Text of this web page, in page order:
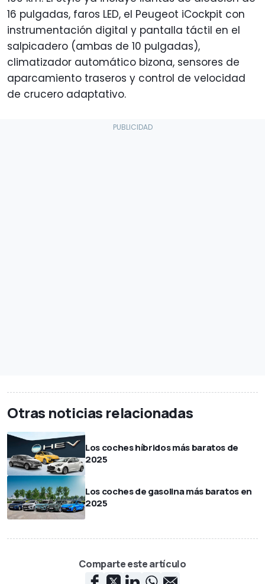
16 pulgadas, faros LED, el Peugeot iCockpit con
instrumentación digital y pantalla táctil en el
salpicadero (ambas de 10 pulgadas),
climatizador automático bizona, sensores de
aparcamiento traseros y control de velocidad
de crucero adaptativo.
Otras noticias relacionadas
Los coches híbridos más baratos de
2025
Los coches de gasolina más baratos en
2025
Comparte este artículo